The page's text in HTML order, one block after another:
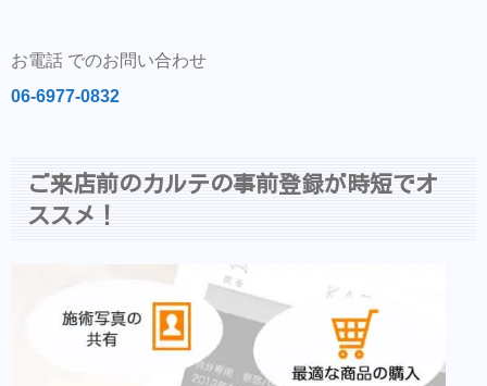
お電話 でのお問い合わせ
06-6977-0832
ご来店前のカルテの事前登録が時短でオ
ススメ！